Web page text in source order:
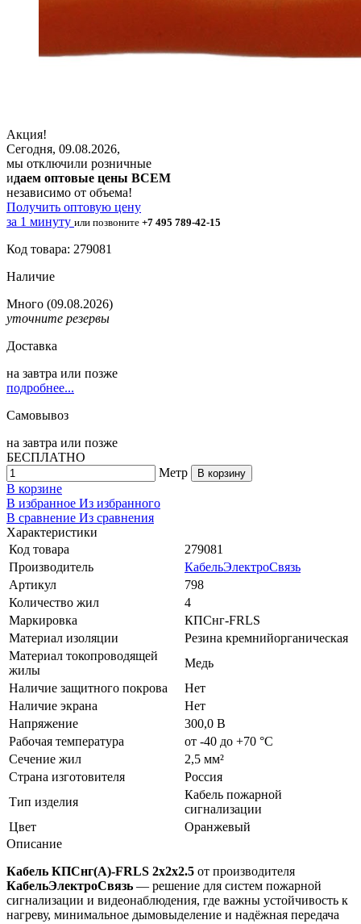
Акция!
Сегодня, 09.08.2026,
мы отключили розничные
идаем оптовые цены ВСЕМ
независимо от объема!
Получить оптовую цену
за 1 минуту или позвоните +7 495 789-42-15
Код товара: 279081
Наличие
Много (09.08.2026)
уточните резервы
Доставка
на завтра или позже
подробнее...
Самовывоз
на завтра или позже
БЕСПЛАТНО
Метр
В корзину
В корзине
В избранное Из избранного
В сравнение Из сравнения
Характеристики
Код товара
279081
Производитель
КабельЭлектроСвязь
Артикул
798
Количество жил
4
Маркировка
КПСнг-FRLS
Материал изоляции
Резина кремнийорганическая
Материал токопроводящей
жилы
Медь
Наличие защитного покрова
Нет
Наличие экрана
Нет
Напряжение
300,0 В
Рабочая температура
от -40 до +70 °C
Сечение жил
2,5 мм²
Страна изготовителя
Россия
Тип изделия
Кабель пожарной
сигнализации
Цвет
Оранжевый
Описание
Кабель КПСнг(А)-FRLS 2х2х2.5 от производителя
КабельЭлектроСвязь — решение для систем пожарной
сигнализации и видеонаблюдения, где важны устойчивость к
нагреву, минимальное дымовыделение и надёжная передача